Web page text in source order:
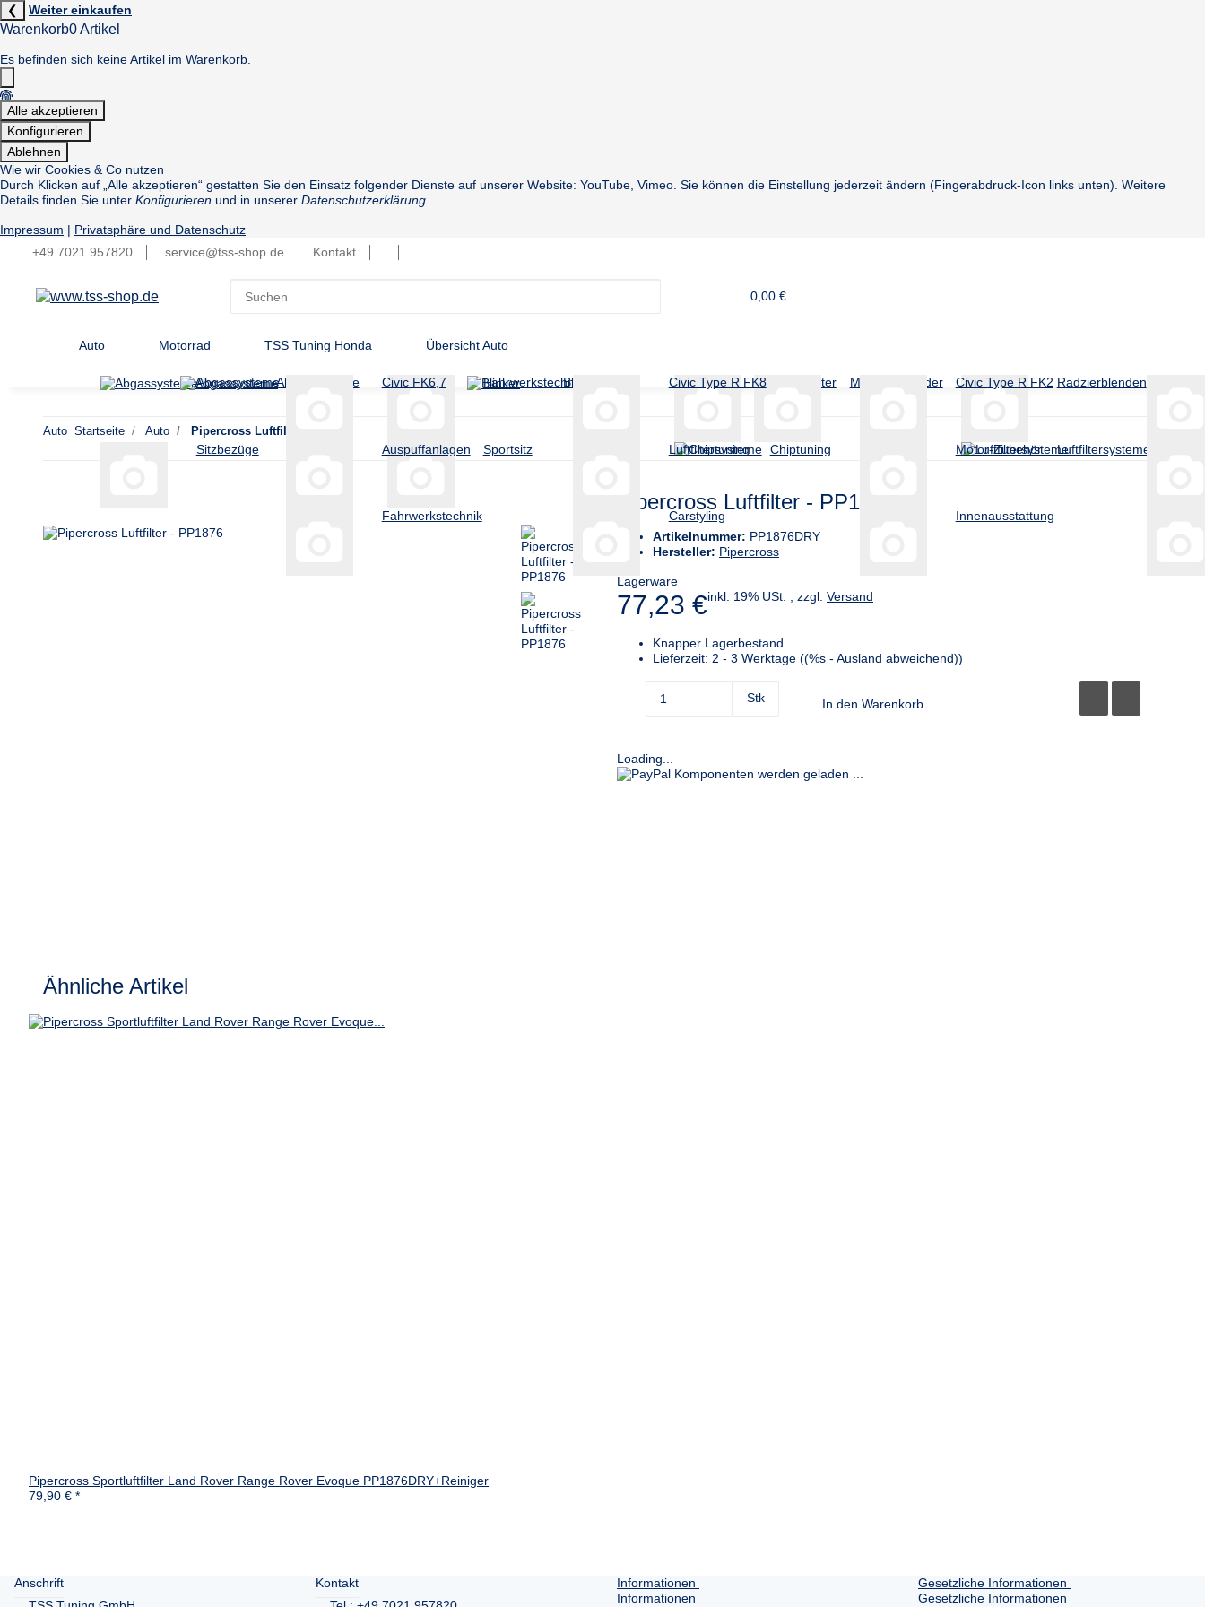
❮ Weiter einkaufen
Warenkorb0 Artikel
Es befinden sich keine Artikel im Warenkorb.
Alle akzeptieren
Konfigurieren
Ablehnen
Wie wir Cookies & Co nutzen
Durch Klicken auf „Alle akzeptieren“ gestatten Sie den Einsatz folgender Dienste auf unserer Website: YouTube, Vimeo. Sie können die Einstellung jederzeit ändern (Fingerabdruck-Icon links unten). Weitere
Details finden Sie unter Konfigurieren und in unserer Datenschutzerklärung
Impressum | Privatsphäre und Datenschutz
+49 7021 957820
service@tss-shop.de Kontakt
0,00 €
Auto
Abgassysteme Fahrwerkstechnik Hundegitter Radzierblenden
Sitzbezüge Sportsitz Chiptuning Luftfiltersysteme
Motorrad
Abgassysteme Blinker Montageständer
TSS Tuning Honda
Civic FK6,7 Civic Type R FK8 Civic Type R FK2
Auspuffanlagen Luftfiltersysteme Motor-Zubehör
Fahrwerkstechnik Carstyling Innenausstattung
Übersicht Auto
Auto Startseite Auto Pipercross Luftfilter - PP1876
Pipercross Luftfilter - PP1876
Artikelnummer: PP1876DRY
Hersteller: Pipercross
Lagerware
77,23 €inkl. 19% USt. , zzgl. Versand
Knapper Lagerbestand
Lieferzeit: 2 - 3 Werktage ((%s - Ausland abweichend))
Stk In den Warenkorb
Loading...
Komponenten werden geladen ...
Ähnliche Artikel
Pipercross Sportluftfilter Land Rover Range Rover Evoque PP1876DRY+Reiniger
79,90 € *
Anschrift
Kontakt
Informationen
Informationen
Gesetzliche Informationen
Gesetzliche Informationen